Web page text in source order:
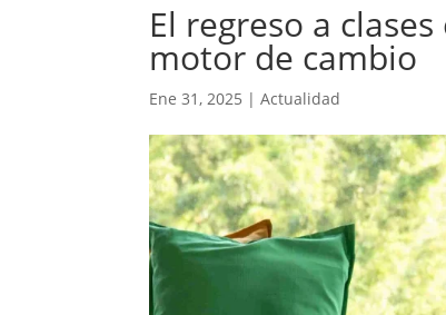
El regreso a
motor de cambio
Ene 31, 2025 |Actualidad